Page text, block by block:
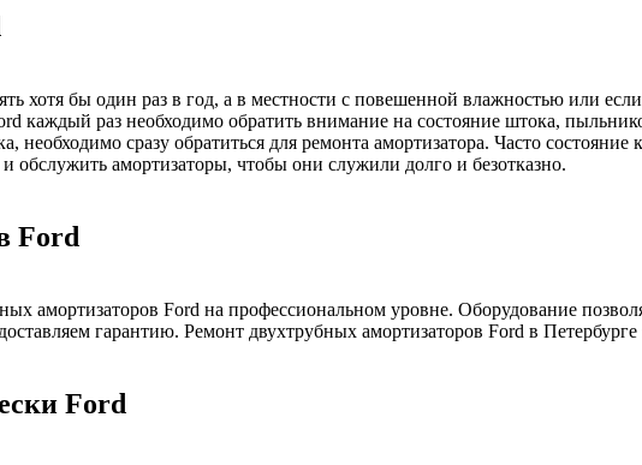
хотя бы один раз в год, а в местности с повешенной влажностью или
каждый раз необходимо обратить внимание на состояние штока,
сразу обратиться для ремонта амортизатора. Часто
обслужить амортизаторы, чтобы они служили долго и безотказно.
Ford
амортизаторов Ford на профессиональном уровне. Оборудование
гарантию. Ремонт двухтрубных амортизаторов Ford в
Ford